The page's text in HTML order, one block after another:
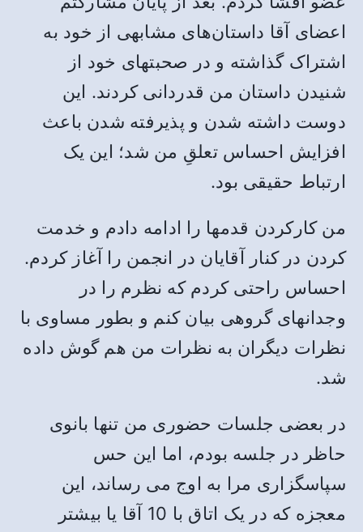
اعضای آقا داستان‌های مشابهی از خود به
اشتراک گذاشته و در صحبتهای خود از
شنیدن داستان من قدردانی کردند. این
دوست داشته شدن و پذیرفته شدن باعث
افزایش احساس تعلقِ من شد؛ این یک
ارتباط حقیقی بود.
من کارکردن قدمها را ادامه دادم و خدمت
کردن در کنار آقایان در انجمن را آغاز کردم.
احساس راحتی کردم که نظرم را در
وجدانهای گروهی بیان کنم و بطور مساوی با
نظرات دیگران به نظرات من هم گوش داده
شد.
در بعضی جلسات حضوری من تنها بانوی
حاظر در جلسه بودم، اما این حس
سپاسگزاری مرا به اوج می رساند، این
معجزه که در یک اتاق با 10 آقا یا بیشتر